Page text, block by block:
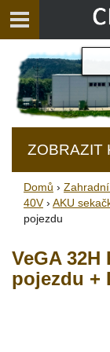
ZOBRAZIT
Domů ›
40V› AKU
pojezdu
VeGA 32H
pojezdu +